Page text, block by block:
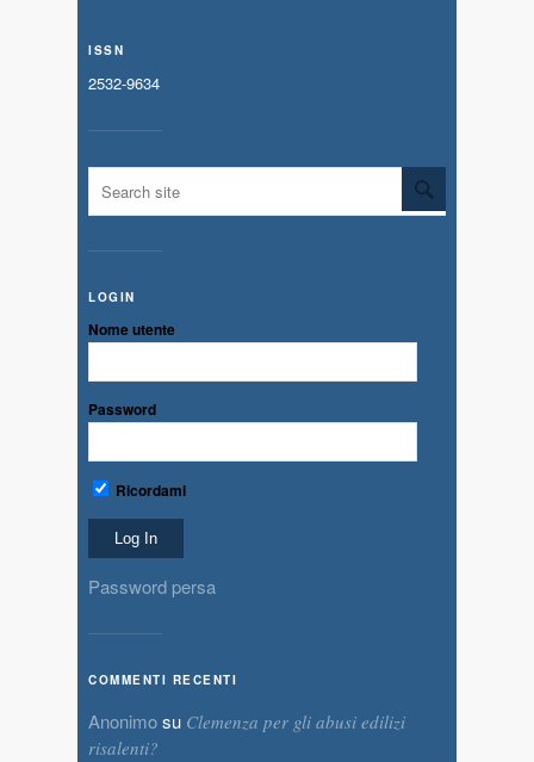
ISSN
2532-9634
LOGIN
Nome utente
Password
Ricordami
Password persa
COMMENTI RECENTI
Anonimosu Clemenza per gli abusi edilizi
risalenti?